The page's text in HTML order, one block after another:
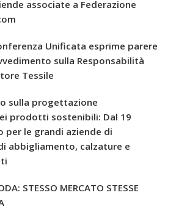
associate a Federazione
Unificata esprime parere
sulla Responsabilità
Tessile
sulla progettazione
prodotti sostenibili: Dal 19
per le grandi aziende di
abbigliamento, calzature e
STESSO MERCATO STESSE